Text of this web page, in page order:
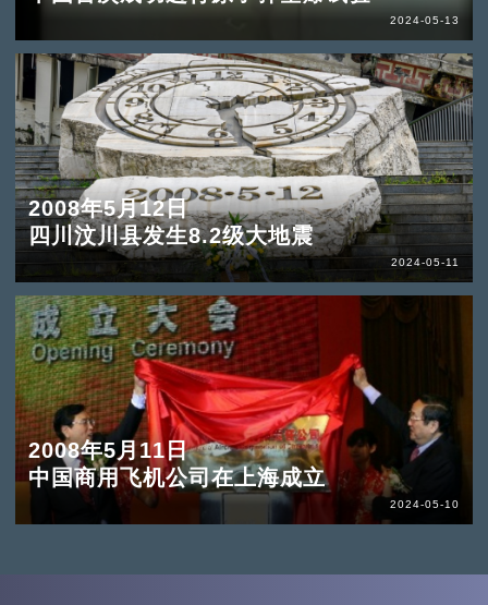
2024-05-13
2008年5月12日
四川汶川县发生8.2级大地震
2024-05-11
2008年5月11日
中国商用飞机公司在上海成立
2024-05-10